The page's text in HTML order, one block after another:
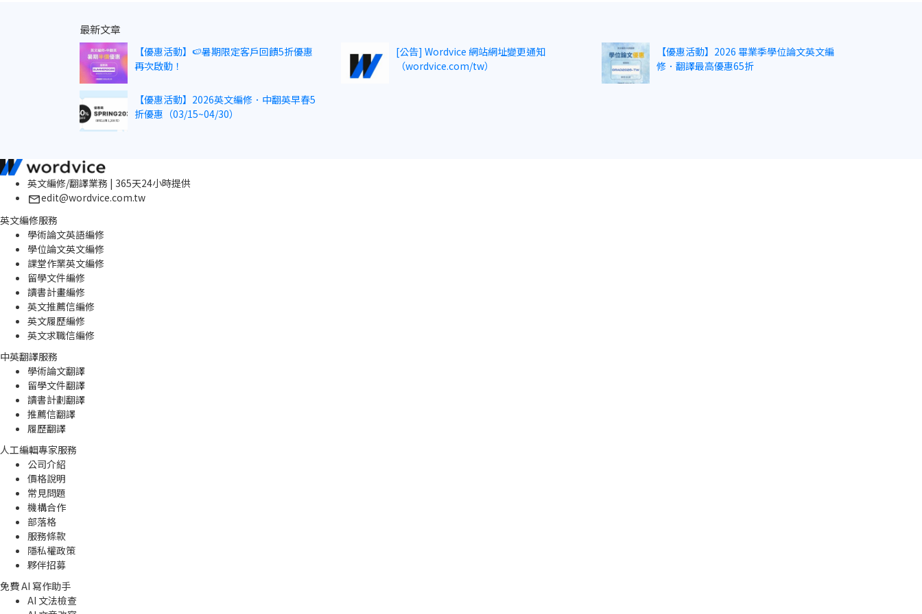
最新文章
【優惠活動】🍉暑期限定客戶回饋5折優惠
再次啟動！
[公告] Wordvice 網站網址變更通知
（wordvice.com/tw）
【優惠活動】2026 畢業季學位論文英文編
修．翻譯最高優惠65折
【優惠活動】2026英文編修．中翻英早春5
折優惠（03/15~04/30）
英文編修/翻譯業務 | 365天24小時提供
edit@wordvice.com.tw
英文編修服務
學術論文英語編修
學位論文英文編修
課堂作業英文編修
留學文件編修
讀書計畫編修
英文推薦信編修
英文履歷編修
英文求職信編修
中英翻譯服務
學術論文翻譯
留學文件翻譯
讀書計劃翻譯
推薦信翻譯
履歷翻譯
人工編輯專家服務
公司介紹
價格說明
常見問題
機構合作
部落格
服務條款
隱私權政策
夥伴招募
免費 AI 寫作助手
AI 文法檢查